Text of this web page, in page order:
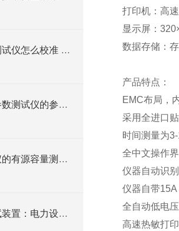
变压器绕组变比测试仪怎么校准 实验室与现场校准方法
分享变压器综合参数测试仪的参数输入技巧
变压器容量测试仪的有源容量测试方式简介
高压介质损耗测试装置：电力设备绝缘检测的关键工具
打印机：
显示屏：
数据存储：
产品特点：
EMC布局，
采用全进口
时间测量为
全中文操作
仪器自动识
仪器自带
全自动低电
高速热敏打